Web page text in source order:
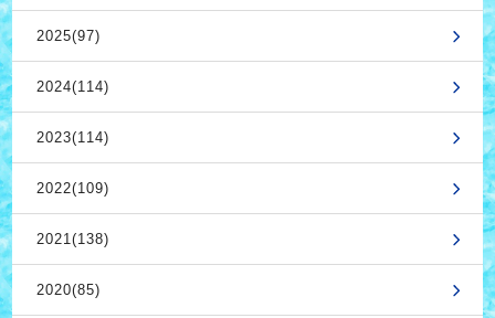
2025(97)
2024(114)
2023(114)
2022(109)
2021(138)
2020(85)